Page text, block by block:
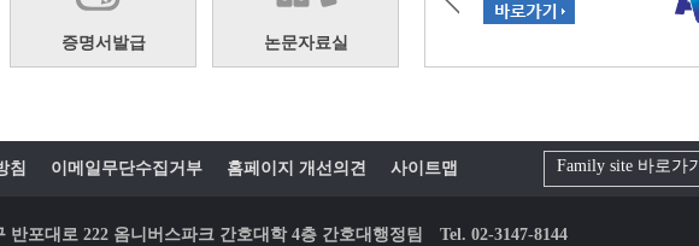
증명서발급 논문자료실
침 이메일무단수집거부 홈페이지 개선의견 사이트맵 Family site 바로가기
반포대로 222 옴니버스파크 간호대학 4층 간호대행정팀 Tel. 02-3147-8144